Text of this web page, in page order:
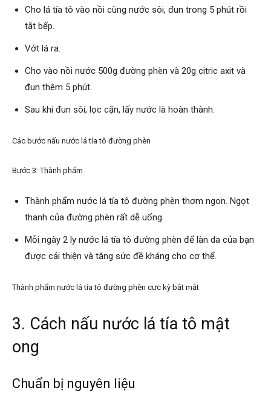
Cho lá tía tô vào nồi cùng nước sôi, đun trong 5 phút rồi
tắt bếp.
Vớt lá ra.
Cho vào nồi nước 500g đường phèn và 20g citric axit và
đun thêm 5 phút.
Sau khi đun sôi, lọc cặn, lấy nước là hoàn thành.
Các bước nấu nước lá tía tô đường phèn
Bước 3: Thành phẩm
Thành phẩm nước lá tía tô đường phèn thơm ngon. Ngọt
thanh của đường phèn rất dễ uống.
Mỗi ngày 2 ly nước lá tía tô đường phèn để làn da của bạn
được cải thiện và tăng sức đề kháng cho cơ thể.
Thành phẩm nước lá tía tô đường phèn cực kỳ bắt mắt
3. Cách nấu nước lá tía tô mật
ong
Chuẩn bị nguyên liệu